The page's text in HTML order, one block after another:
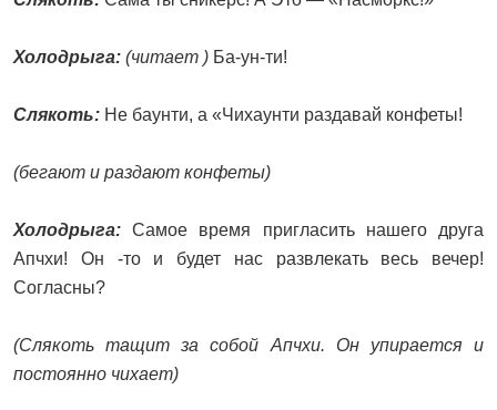
Холодрыга: (читает ) Ба-ун-ти!
Слякоть: Не баунти, а «Чихаунти раздавай конфеты!
(бегают и раздают конфеты)
Холодрыга: Самое время пригласить нашего друга
Апчхи! Он -то и будет нас развлекать весь вечер!
Согласны?
(Слякоть тащит за собой Апчхи. Он упирается и
постоянно чихает)